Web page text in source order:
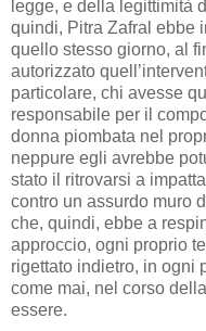
legge, e della legittimità
quindi, Pitra Zafral ebbe
quello stesso giorno, al
autorizzato
particolare, chi avesse
responsabile per il
donna piombata nel
neppure egli avrebbe
stato il ritrovarsi a
contro un assurdo muro
che, quindi, ebbe a
approccio, ogni proprio
rigettato indietro, in ogni
come mai, nel corso
essere.